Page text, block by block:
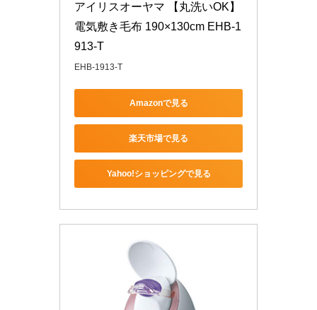
アイリスオーヤマ 【丸洗いOK】
電気敷き毛布 190×130cm EHB-1
913-T
EHB-1913-T
Amazonで見る
楽天市場で見る
Yahoo!ショッピングで見る